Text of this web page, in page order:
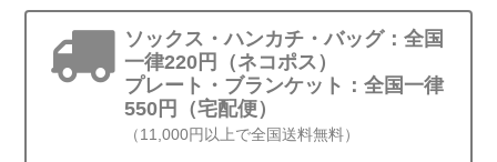
ソックス・ハンカチ・バッグ：全国
一律220円（ネコポス）
プレート・ブランケット：全国一律
550円（宅配便）
（11,000円以上で全国送料無料）